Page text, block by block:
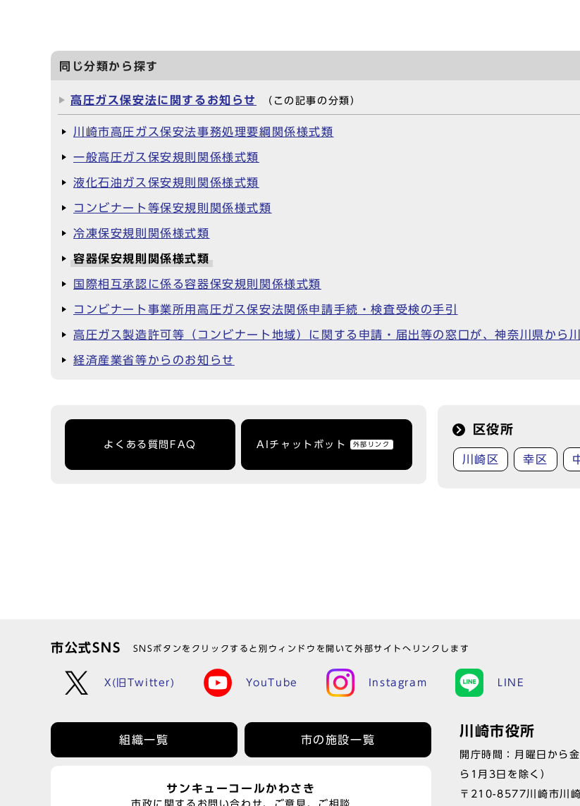
同じ分類から探す
高圧ガス保安法に関するお知らせ （この記事の分類）
川崎市高圧ガス保安法事務処理要綱関係様式類
一般高圧ガス保安規則関係様式類
液化石油ガス保安規則関係様式類
コンビナート等保安規則関係様式類
冷凍保安規則関係様式類
容器保安規則関係様式類
国際相互承認に係る容器保安規則関係様式類
コンビナート事業所用高圧ガス保安法関係申請手続・検査受検の手引
高圧ガス製造許可等（コンビナート地域）に関する申請・届出等の窓口が、神奈川県から
経済産業省等からのお知らせ
よくある質問FAQ AIチャットボット 外部リンク
区役所
川崎区 幸区
市公式SNS SNSボタンをクリックすると別ウィンドウを開いて外部サイトへリンクします
X(旧Twitter) YouTube Instagram LINE
組織一覧 市の施設一覧
サンキューコールかわさき
市政に関するお問い合わせ、ご意見、ご相談
川崎市役所
開庁時間：月曜日から
ら1月3日を除く）
〒210-8577川崎市川